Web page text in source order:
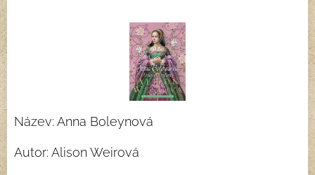
Název: Anna Boleynová
Autor: Alison Weirová